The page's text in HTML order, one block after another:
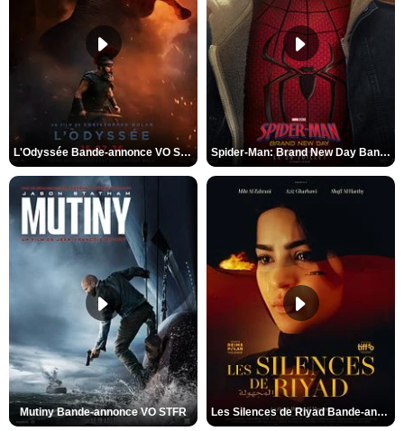
L'Odyssée Bande-annonce VO STFR Spider-Man: Brand New Day Bande-annonce VO STFR
Mutiny Bande-annonce VO STFR Les Silences de Riyad Bande-annonce VO STFR